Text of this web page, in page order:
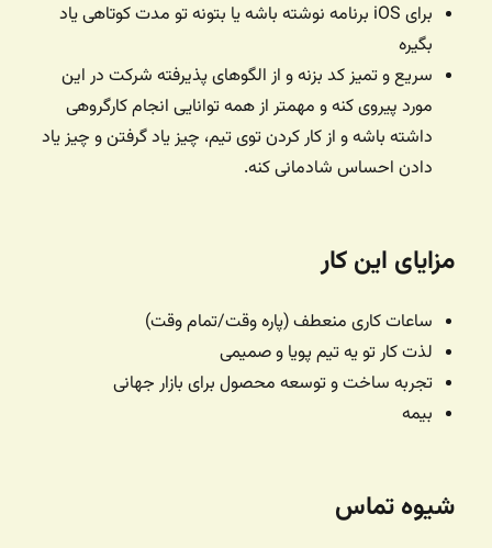
برای iOS برنامه نوشته باشه یا بتونه تو مدت کوتاهی یاد
بگیره
سریع و تمیز کد بزنه و از الگوهای پذیرفته شرکت در این
مورد پیروی کنه و مهمتر از همه توانایی انجام کارگروهی
داشته باشه و از کار کردن توی تیم، چیز یاد گرفتن و چیز یاد
دادن احساس شادمانی کنه.
مزایای این کار
ساعات کاری منعطف (پاره وقت/تمام وقت)
لذت کار تو یه تیم پویا و صمیمی
تجربه ساخت و توسعه محصول برای بازار جهانی
بیمه
شیوه تماس